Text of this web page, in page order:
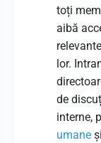
toți
aibă
lor.
de
interne,
umane